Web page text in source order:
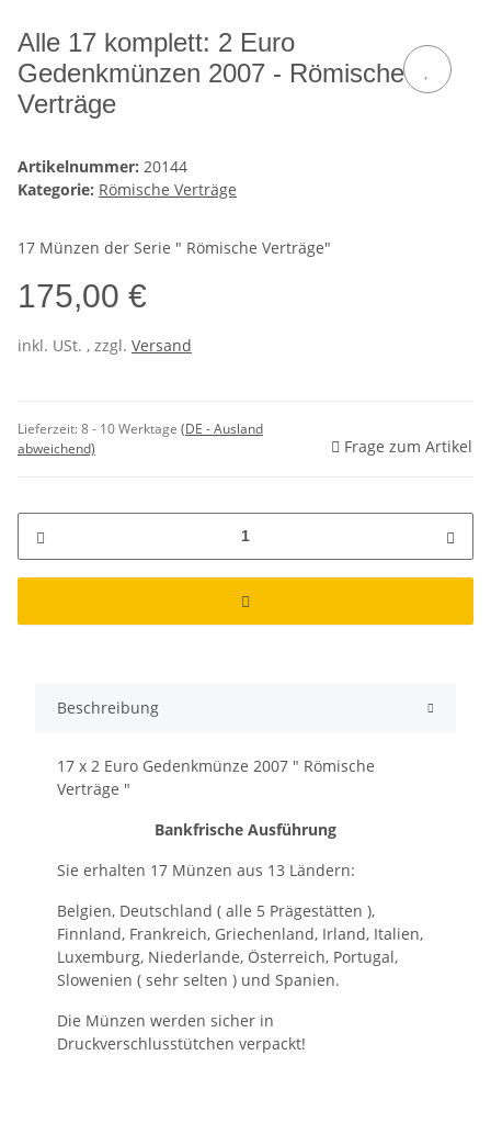
Alle 17 komplett: 2 Euro
Gedenkmünzen 2007 - Römische
Verträge
Artikelnummer: 20144
Kategorie: Römische Verträge
17 Münzen der Serie " Römische Verträge"
175,00 €
inkl. USt. , zzgl. Versand
Lieferzeit:8 - 10 Werktage (DE - Ausland
abweichend)
Frage zum Artikel
Beschreibung
17 x 2 Euro Gedenkmünze 2007 " Römische
Verträge "
Bankfrische Ausführung
Sie erhalten 17 Münzen aus 13 Ländern:
Belgien, Deutschland ( alle 5 Prägestätten ),
Finnland, Frankreich, Griechenland, Irland, Italien,
Luxemburg, Niederlande, Österreich, Portugal,
Slowenien ( sehr selten ) und Spanien.
Die Münzen werden sicher in
Druckverschlusstütchen verpackt!